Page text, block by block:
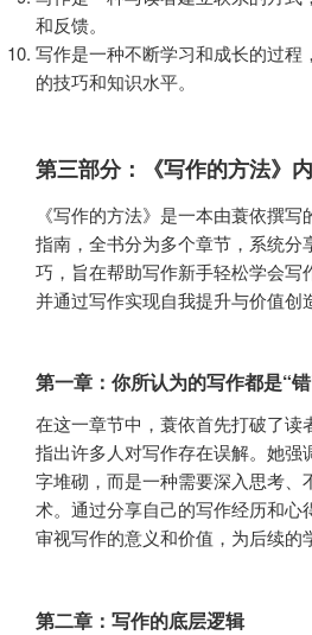
和反馈。
写作是一种不断学习和成长的过程
的技巧和知识水平。
第三部分：《写作的方法》
《写作的方法》是一本由蓑依撰
指南，全书分为多个章节，系统分
巧，旨在帮助写作新手轻松学会写
并通过写作实现自我提升与价值创
第一章：你所认为的写作都是“
在这一章节中，蓑依首先打破了读
指出许多人对写作存在误解。她强
字堆砌，而是一种需要深入思考、
术。通过分享自己的写作经历和心
审视写作的意义和价值，为后续的
第二章：写作的底层逻辑